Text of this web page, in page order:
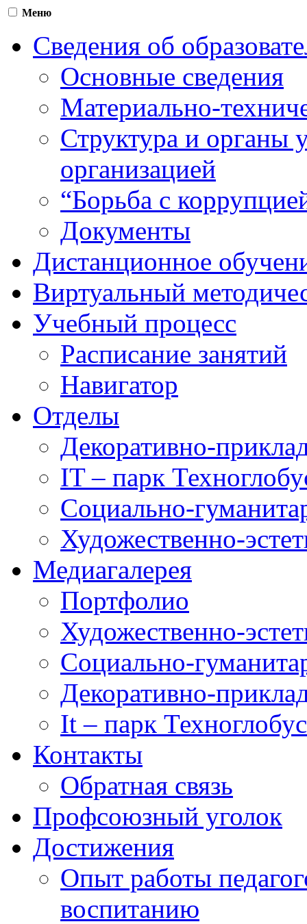
Меню
Сведения об
Основные сведения
Материально-
Структура и органы
организацией
“Борьба с
Документы
Дистанционное
Виртуальный
Учебный процесс
Расписание занятий
Навигатор
Отделы
Декоративно-
IT – парк
Социально-
Художественно-
Медиагалерея
Портфолио
Художественно-
Социально-
Декоративно-
It – парк Техноглобус
Контакты
Обратная связь
Профсоюзный уголок
Достижения
Опыт работы
воспитанию